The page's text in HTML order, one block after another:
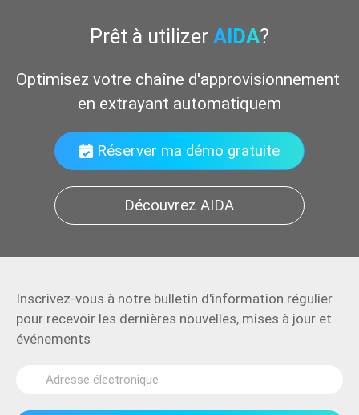
Prêt à utilizer AIDA?
Optimisez votre chaîne d'approvisionnement
en extrayant automatiquement
Réserver ma démo gratuite
Découvrez AIDA
Inscrivez-vous à notre bulletin d'information régulier
pour recevoir les dernières nouvelles, mises à jour et
événements